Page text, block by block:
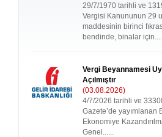
29/7/1970 tarihli ve
Vergisi Kanununun 29
maddesinin birinci
bendinde, binalar
Vergi Beyannamesi
Açılmıştır
(03.08.2026)
4/7/2026 tarihli ve
Gazete’de yayımlanan
Ekonomiye
Genel......